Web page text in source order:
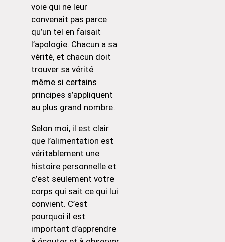
voie qui ne leur
convenait pas parce
qu’un tel en faisait
l’apologie. Chacun a sa
vérité, et chacun doit
trouver sa vérité
même si certains
principes s’appliquent
au plus grand nombre.
Selon moi, il est clair
que l’alimentation est
véritablement une
histoire personnelle et
c’est seulement votre
corps qui sait ce qui lui
convient. C’est
pourquoi il est
important d’apprendre